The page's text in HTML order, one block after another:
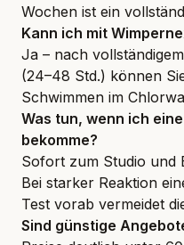
Wochen ist ein
Kann ich mit
Ja – nach
(24–48 Std.) können
Schwimmen im
Was tun, wenn ich
bekomme?
Sofort zum Studio und
Bei starker Reaktion
Test vorab vermeidet
Sind günstige